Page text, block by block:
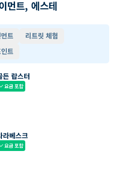
먼트, 에스테
트
리트릿 체험
트
든 랍스터
check요금 포함
라베스크
check요금 포함